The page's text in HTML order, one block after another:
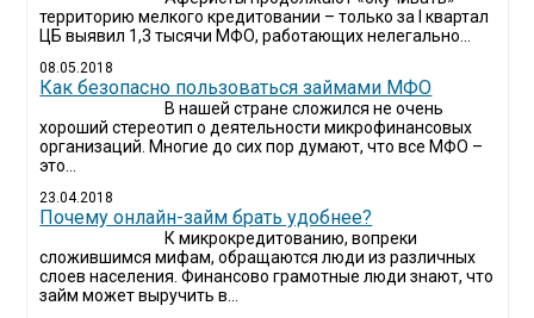
территорию мелкого кредитовании – только за I квартал
ЦБ выявил 1,3 тысячи МФО, работающих нелегально...
08.05.2018
Как безопасно пользоваться займами МФО
В нашей стране сложился не очень
хороший стереотип о деятельности микрофинансовых
организаций. Многие до сих пор думают, что все МФО –
это...
23.04.2018
Почему онлайн-займ брать удобнее?
К микрокредитованию, вопреки
сложившимся мифам, обращаются люди из различных
слоев населения. Финансово грамотные люди знают, что
займ может выручить в...